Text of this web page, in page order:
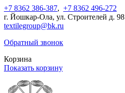
+7 8362 386-387, +7 8362 496-272
г. Йошкар-Ола, ул. Строителей д. 98
textilegroup@bk.ru
Обратный звонок
Корзина
Показать корзину